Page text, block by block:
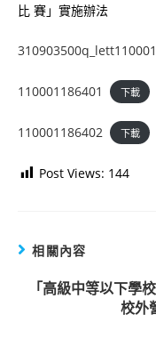
比 賽」實施辦法
110001186401 下載
110001186402 下載
Post Views: 144
相關內容
「高級中等以下學
校外